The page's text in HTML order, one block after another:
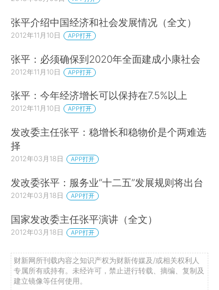
张平介绍中国经济和社会发展情况（全文）
2012年11月10日 APP打开
张平：必须确保到2020年全面建成小康社会
2012年11月10日 APP打开
张平：今年经济增长可以保持在7.5%以上
2012年11月10日 APP打开
发改委主任张平：稳增长和稳物价是个两难选
择
2012年03月18日 APP打开
发改委张平：服务业“十二五”发展规则将出台
2012年03月18日 APP打开
国家发改委主任张平演讲（全文）
2012年03月18日 APP打开
财新网所刊载内容之知识产权为财新传媒及/或相关权利人
专属所有或持有。未经许可，禁止进行转载、摘编、复制及
建立镜像等任何使用。